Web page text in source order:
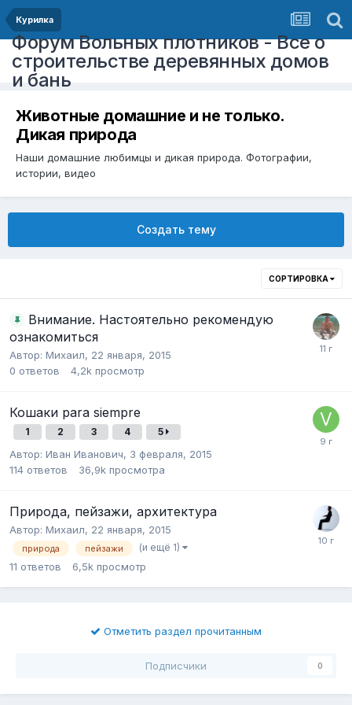
Курилка
Форум Вольных плотников - Все о
строительстве деревянных домов
и бань
Животные домашние и не только.
Дикая природа
Наши домашние любимцы и дикая природа. Фотографии,
истории, видео
Создать тему
СОРТИРОВКА
Внимание. Настоятельно рекомендую
ознакомиться
Автор: Михаил, 22 января, 2015
0 ответов 4,2k просмотр
Кошаки para siempre
1 2 3 4 5
Автор: Иван Иванович, 3 февраля, 2015
114 ответов 36,9k просмотра
Природа, пейзажи, архитектура
Автор: Михаил, 22 января, 2015
природа пейзажи (и ещё 1)
11 ответов 6,5k просмотр
Отметить раздел прочитанным
Подписчики 0